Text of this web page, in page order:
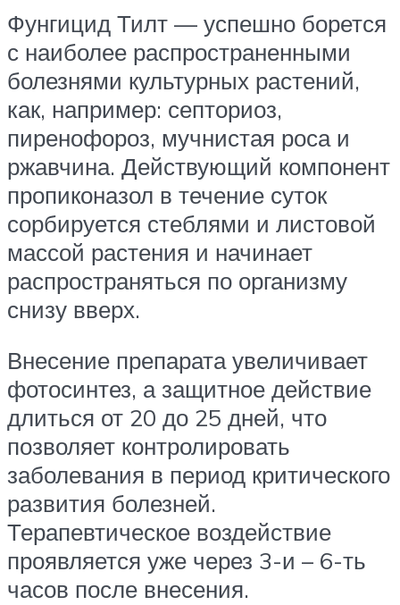
Фунгицид Тилт — успешно борется
с наиболее распространенными
болезнями культурных растений,
как, например: септориоз,
пиренофороз, мучнистая роса и
ржавчина. Действующий компонент
пропиконазол в течение суток
сорбируется стеблями и листовой
массой растения и начинает
распространяться по организму
снизу вверх.
Внесение препарата увеличивает
фотосинтез, а защитное действие
длиться от 20 до 25 дней, что
позволяет контролировать
заболевания в период критического
развития болезней.
Терапевтическое воздействие
проявляется уже через 3-и – 6-ть
часов после внесения.